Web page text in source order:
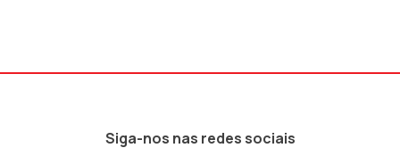
Siga-nos nas redes sociais